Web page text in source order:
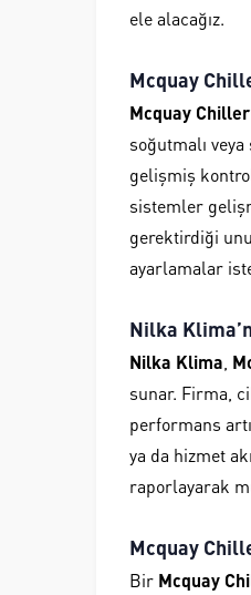
ele alacağız.
Mcquay
Mcquay Chiller
soğutmalı
gelişmiş
sistemler
gerektirdiği
ayarlamalar
Nilka
Nilka Klima
sunar. Firma,
performans
ya da hizmet
raporlayarak
Mcquay
Bir Mcquay